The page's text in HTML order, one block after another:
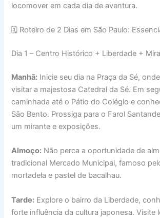
locomover em cada dia de aventura.
🗓 Roteiro de 2 Dias em São Paulo:
Dia 1 – Centro Histórico + Liberdade +
Manhã: Inicie seu dia na Praça da Sé,
visitar a majestosa Catedral da Sé. Em
caminhada até o Pátio do Colégio e
São Bento. Prossiga para o Farol
um mirante e exposições.
Almoço: Não perca a oportunidade de
tradicional Mercado Municipal, famoso
mortadela e pastel de bacalhau.
Tarde: Explore o bairro da Liberdade,
forte influência da cultura japonesa. Visite